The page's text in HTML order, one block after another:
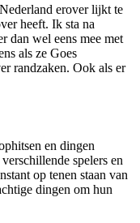
erover lijkt te
heeft. Ik sta na
dan wel eens mee met
als ze Goes
randzaken. Ook als er
en dingen
spelers en
op tenen staan van
dingen om hun